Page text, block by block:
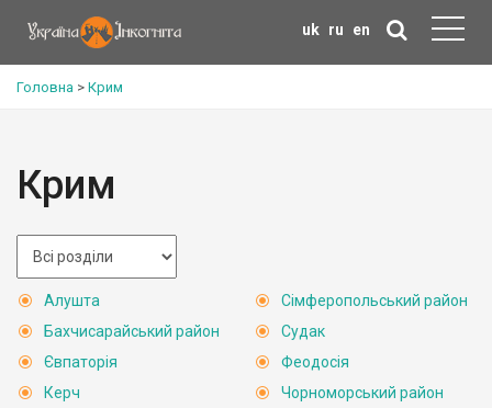
uk ru en
Головна > Крим
Крим
Алушта
Бахчисарайський район
Євпаторія
Керч
Сімферопольський район
Судак
Феодосія
Чорноморський район